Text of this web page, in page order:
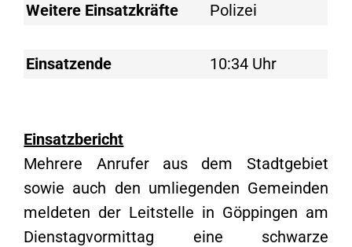
Weitere Einsatzkräfte Polizei
Einsatzende 10:34 Uhr
Einsatzbericht
Mehrere Anrufer aus dem Stadtgebiet
sowie auch den umliegenden Gemeinden
meldeten der Leitstelle in Göppingen am
Dienstagvormittag eine schwarze